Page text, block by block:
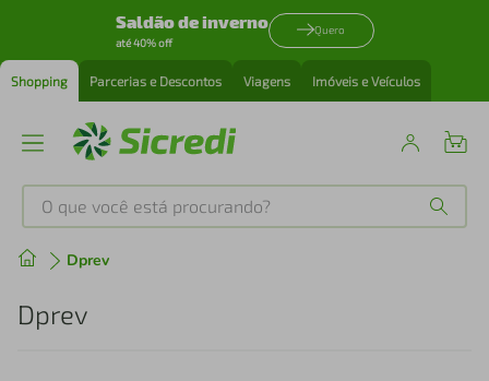
Saldão de inverno
até 40% off
Quero
Shopping Parcerias e Descontos Viagens Imóveis e Veículos
O que você está procurando?
Dprev
Dprev
Produtos mais buscados